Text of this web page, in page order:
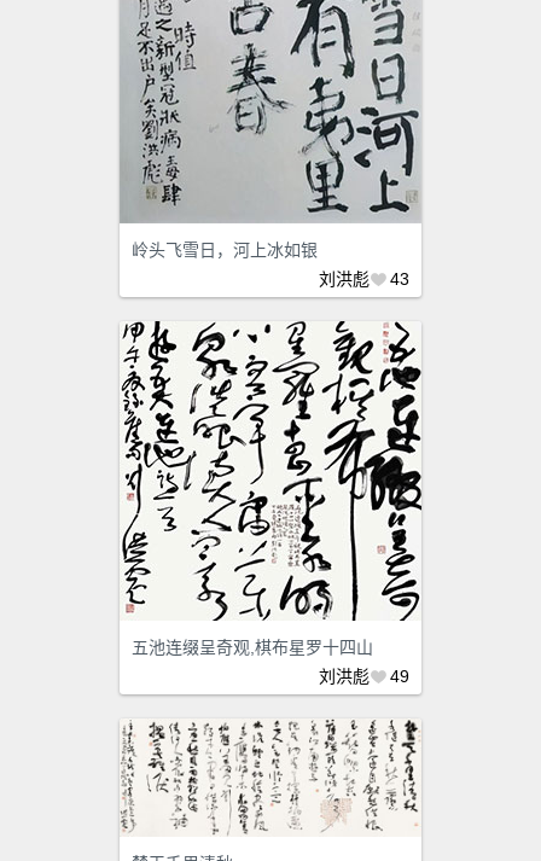
岭头飞雪日，河上冰如银
刘洪彪
43
五池连缀呈奇观,棋布星罗十四山
刘洪彪
49